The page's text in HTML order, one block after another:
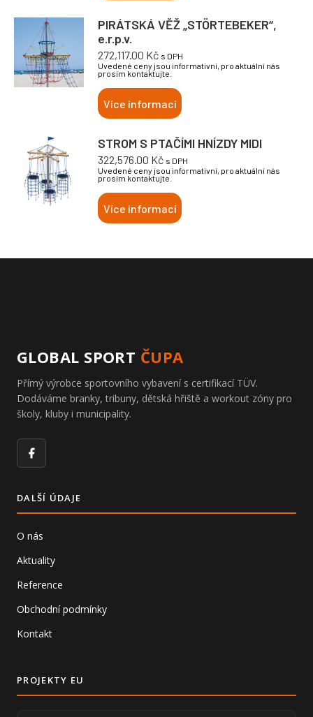
PIRÁTSKÁ VĚŽ „STÖRTEBEKER“,
e.r.p.v.
272,117.00 Kč s DPH
Uvedené ceny jsou informativní, pro aktuální nás
prosím kontaktujte.
Více informací
STROM S PTAČÍMI HNÍZDY MIDI
322,576.00 Kč s DPH
Uvedené ceny jsou informativní, pro aktuální nás
prosím kontaktujte.
Více informací
GLOBAL SPORT ČUPA
Přímý výrobce sportovního vybavení s certifikací TÜV.
Dodáváme branky, tribuny, dětská hřiště a workout zóny pro
školy, kluby i municipality.
Facebook
DALŠÍ ÚDAJE
O nás
Aktuality
Reference
Obchodní podmínky
Kontakt
PROJEKTY EU